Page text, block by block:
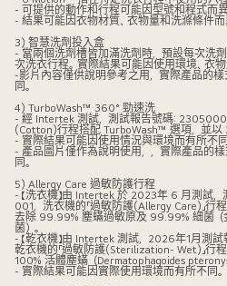
- 可提供的動作和行程可能因型號和程式而異
- 結果可能因衣物材質、衣物量和洗滌條件而
3) 智慧洗劑投入盒
- 當兩個洗劑槽皆加滿洗劑時，預設每次洗
次洗衣行程。實際結果可能因使用環境、衣
-影片內容僅供說明參考之用，實際產品的
同。
4) TurboWash™ 360° 勁速洗
- 經 Intertek 測試，測試報告號碼:
(Cotton)行程搭配 TurboWash™ 選項，並以
- 實際結果可能因使用情況與環境而有所不同
- 產品圖片僅作為說明使用，，實際產品的
同。
5) Allergy Care 過敏防護行程
- 【洗衣機】由 Intertek 於 2023年 6 月測試
001，洗衣機的「過敏防護(Allergy Care)」行
去除 99.99% 塵蟎過敏原及 99.99% 細菌（
菌）。
- 【乾衣機】由 Intertek 測試，2026年1月測
乾衣機的「過敏防護(Sterilization- Wet)」行
100% 活體塵蟎（Dermatophagoides
- 實際結果可能因實際使用環境而有所不同。